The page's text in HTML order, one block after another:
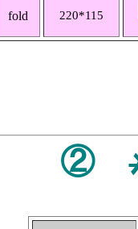
fold 220*115
②